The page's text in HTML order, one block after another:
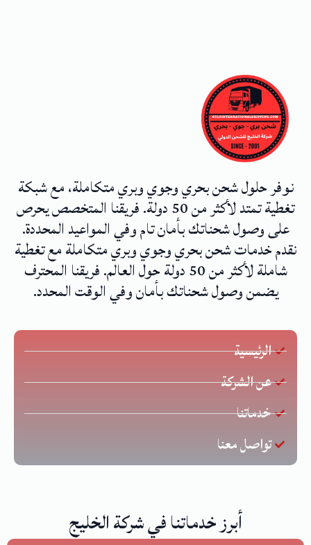
نوفر حلول شحن بحري وجوي وبري متكاملة، مع شبكة
تغطية تمتد لأكثر من 50 دولة. فريقنا المتخصص يحرص
على وصول شحناتك بأمان تام وفي المواعيد المحددة.
نقدم خدمات شحن بحري وجوي وبري متكاملة مع تغطية
شاملة لأكثر من 50 دولة حول العالم. فريقنا المحترف
يضمن وصول شحناتك بأمان وفي الوقت المحدد.
الرئيسية
عن الشركة
خدماتنا
تواصل معنا
أبرز خدماتنا في شركة الخليج